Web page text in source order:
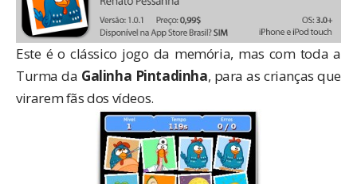
Este é o clássico jogo da memória, mas com toda a
Turma da Galinha Pintadinha, para as crianças que
virarem fãs dos vídeos.